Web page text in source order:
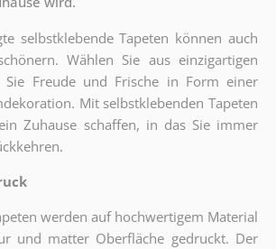
selbstklebende Tapeten können auch
Wählen Sie aus einzigartigen
Sie Freude und Frische in Form einer
Mit selbstklebenden Tapeten
Zuhause schaffen, in das Sie immer
werden auf hochwertigem Material
und matter Oberfläche gedruckt. Der